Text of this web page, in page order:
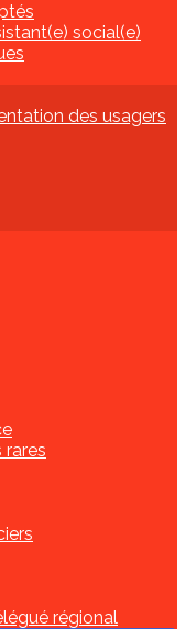
social(e)
des usagers
rares
régional